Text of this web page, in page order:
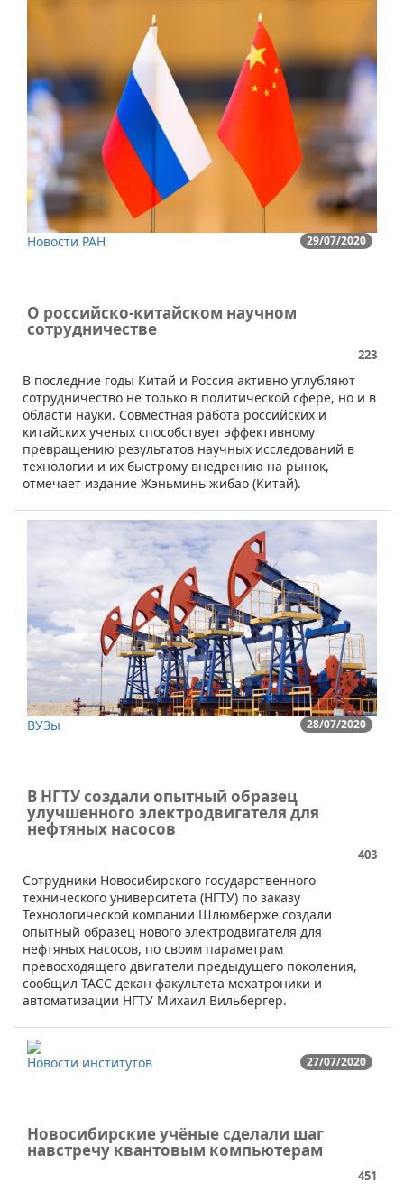
29/07/2020
Новости РАН
О российско-китайском научном
сотрудничестве
223
В последние годы Китай и Россия активно углубляют
сотрудничество не только в политической сфере, но и в
области науки. Совместная работа российских и
китайских ученых способствует эффективному
превращению результатов научных исследований в
технологии и их быстрому внедрению на рынок,
отмечает издание Жэньминь жибао (Китай).
28/07/2020
ВУЗы
В НГТУ создали опытный образец
улучшенного электродвигателя для
нефтяных насосов
403
​Сотрудники Новосибирского государственного
технического университета (НГТУ) по заказу
Технологической компании Шлюмберже создали
опытный образец нового электродвигателя для
нефтяных насосов, по своим параметрам
превосходящего двигатели предыдущего поколения,
сообщил ТАСС декан факультета мехатроники и
автоматизации НГТУ Михаил Вильбергер.
27/07/2020
Новости институтов
Новосибирские учёные сделали шаг
навстречу квантовым компьютерам
451